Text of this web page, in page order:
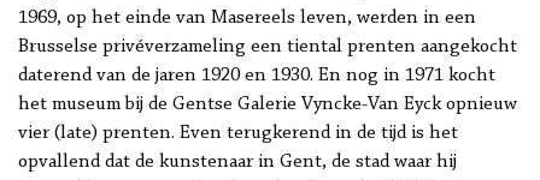
1969, op het einde van Masereels leven, werden in een
Brusselse privéverzameling een tiental prenten aangekocht
daterend van de jaren 1920 en 1930. En nog in 1971 kocht
het museum bij de Gentse Galerie Vyncke-Van Eyck opnieuw
vier (late) prenten. Even terugkerend in de tijd is het
opvallend dat de kunstenaar in Gent, de stad waar hij